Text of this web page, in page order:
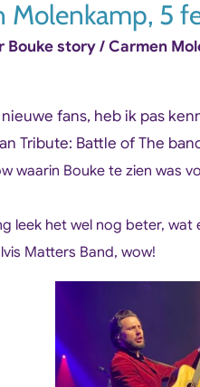
Molenkamp, 5
Bouke story / Carmen
fans, heb ik pas
Tribute: Battle of The
waarin Bouke te zien was
leek het wel nog beter,
Matters Band, wow!